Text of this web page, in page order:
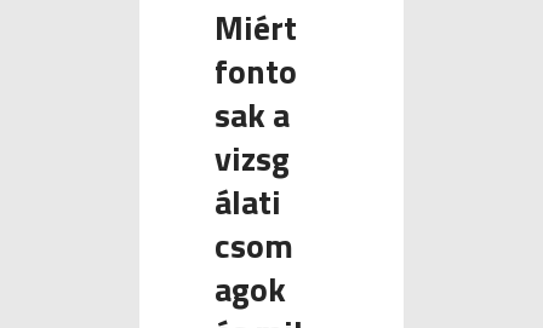
Miért
fonto
sak a
vizsg
álati
csom
agok
FIZIKOTERÁPIA
TÁMOGATÁSOK